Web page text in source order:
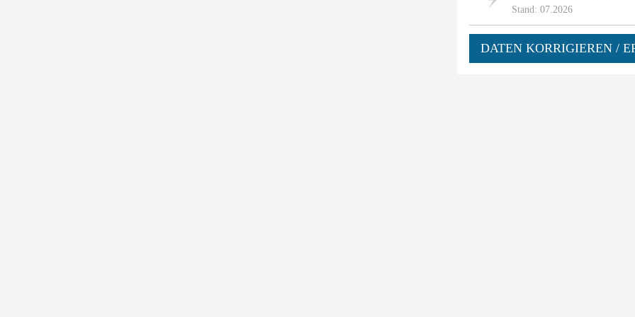
Stand: 07.2026
DATEN KORRIGIEREN /